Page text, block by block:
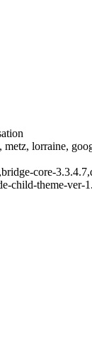
lorraine,
core-
child-theme-